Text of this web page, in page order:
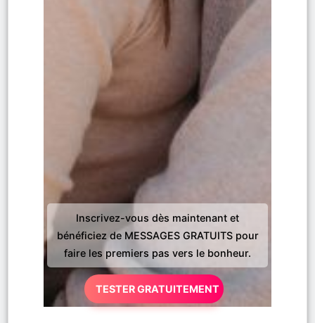
Inscrivez-vous dès maintenant et
bénéficiez de MESSAGES GRATUITS pour
faire les premiers pas vers le bonheur.
TESTER GRATUITEMENT